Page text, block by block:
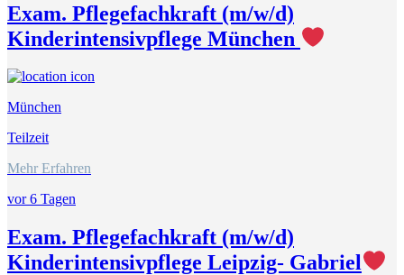
Exam. Pflegefachkraft (m/w/d)
Kinderintensivpflege München
München
Teilzeit
Mehr Erfahren
vor 6 Tagen
Exam. Pflegefachkraft (m/w/d)
Kinderintensivpflege Leipzig- Gabriel